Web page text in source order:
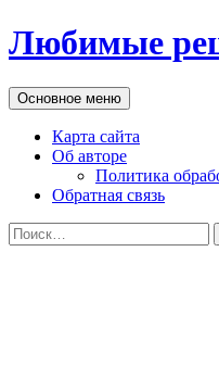
Перейти
к
Любимые
Поиск
Основное меню
Карта сайта
Об авторе
Политика
Обратная связь
Найти: